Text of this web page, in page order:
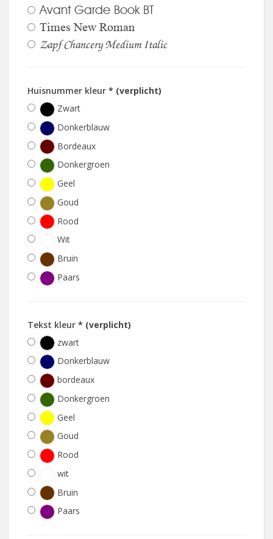
Avant Garde Book BT
Times New Roman
Zapf Chancery Medium Italic
Huisnummer kleur * (verplicht)
Zwart
Donkerblauw
Bordeaux
Donkergroen
Geel
Goud
Rood
Wit
Bruin
Paars
Tekst kleur * (verplicht)
zwart
Donkerblauw
bordeaux
Donkergroen
Geel
Goud
Rood
wit
Bruin
Paars